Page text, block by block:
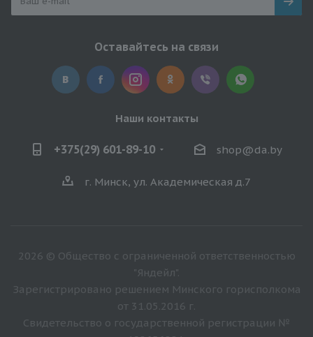
Оставайтесь на связи
Наши контакты
+375(29) 601-89-10 shop@da.by
г. Минск, ул. Академическая д.7
2026 © Общество с ограниченной ответственностью
"Яндейл".
Зарегистрировано решением Минского горисполкома
от 31.05.2016 г.
Свидетельство о государственной регистрации №